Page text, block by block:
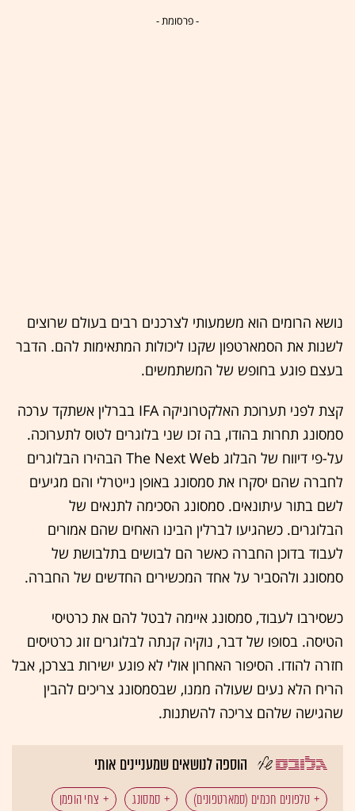
- פרסומת -
נושא הרומים הוא משמעותי לצרכנים רבים בעולם שרוצים
לשנות את הסמארטפון שקנו ליכולות המתאימות להם. הדבר
בעצם פוגע בחופש של המשתמשים.
קצת לפני תערוכת האלקטרוניקה IFA בברלין אשתקד ערכה
סמסונג תחרות בהודו, בה זכו שני בלוגרים לטוס לתערוכה.
על-פי דיווח של הבלוג The Next Web הבהירו הבלוגרים
לחברה שהם יסקרו את סמסונג באופן נייטרלי והם מגיעים
לשם בתור עיתונאים. סמסונג הסכימה לתנאים של
הבלוגרים. כשהגיעו לברלין הבינו האחים שהם אמורים
לעבוד בדוכן החברה כאשר הם לבושים בתלבושת של
סמסונג ולהסביר על אחד המכשירים החדשים של החברה.
כשסירבו לעבוד, סמסונג איימה לבטל להם את כרטיסי
הטיסה. בסופו של דבר, נוקיה קנתה לבלוגרים זוג כרטיסים
חזרה להודו. הסיפור האחרון אולי לא פוגע ישירות בצרכן, אבל
הריח הלא נעים שעולה ממנו, שבסמסונג צריכים להבין
שהגישה שלהם צריכה להשתנות.
הוספה לנושאים שמעניינים אותי
טלפונים חכמים (סמארטפונים) סמסונג צחי הופמן